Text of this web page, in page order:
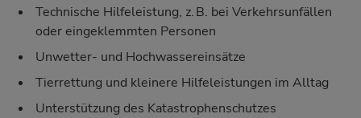
Technische Hilfeleistung, z. B. bei Verkehrsunfällen
oder eingeklemmten Personen
Unwetter- und Hochwassereinsätze
Tierrettung und kleinere Hilfeleistungen im Alltag
Unterstützung des Katastrophenschutzes